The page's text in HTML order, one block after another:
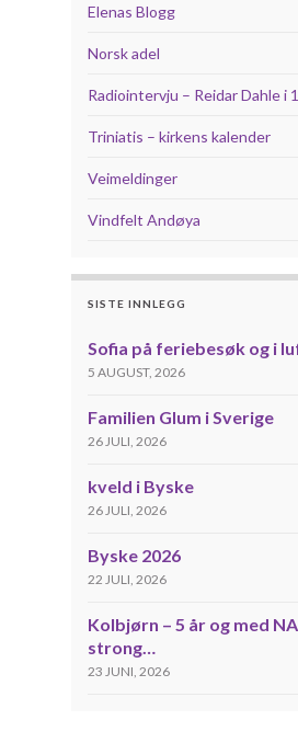
Elenas Blogg
Norsk adel
Radiointervju – Reidar Dahle i
Triniatis – kirkens kalender
Veimeldinger
Vindfelt Andøya
SISTE INNLEGG
Sofia på feriebesøk og i
5 AUGUST, 2026
Familien Glum i Sverige
26 JULI, 2026
kveld i Byske
26 JULI, 2026
Byske 2026
22 JULI, 2026
Kolbjørn – 5 år og med
strong…
23 JUNI, 2026